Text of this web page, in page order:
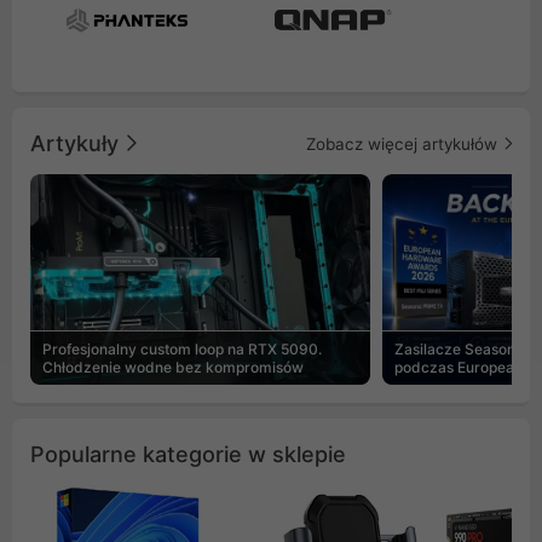
Artykuły Zobacz więcej artykułów
Profesjonalny custom loop na RTX 5090.
Chłodzenie wodne bez kompromisów
Zasilacze Seasonic
podczas European
Popularne kategorie w sklepie